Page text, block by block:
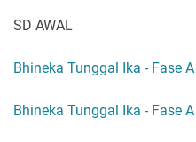
SD AWAL
Bhineka Tunggal Ika - Fase
Bhineka Tunggal Ika - Fase